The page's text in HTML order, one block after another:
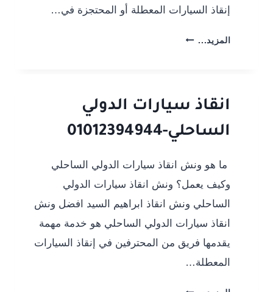
إنقاذ السيارات المعطلة أو المحتجزة في…
المزيد... ونش
انقاذ سيارات الدولي
الساحلي-01012394944
ما هو ونش انقاذ سيارات الدولي الساحلي
وكيف يعمل؟ ونش انقاذ سيارات الدولي
الساحلي ونش انقاذ ابراهيم السيد افضل ونش
انقاذ سيارات الدولي الساحلي هو خدمة مهمة
يقدمها فريق من المحترفين في إنقاذ السيارات
المعطلة…
انقاذ